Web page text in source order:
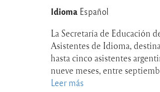
China
de
UNESCO
de
maestría
en
la
Escuela
Idioma Español
La Secretaría de Educación
Asistentes de Idioma,
hasta cinco asistentes
nueve meses, entre
Leer más